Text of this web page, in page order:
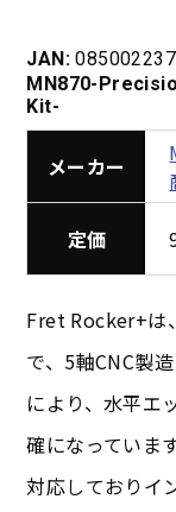
JAN:
MN870-
Kit-
メーカー
定価
Fret Rocker+は
で、5軸CNC製
により、水平エ
確になっていま
対応しておりイ